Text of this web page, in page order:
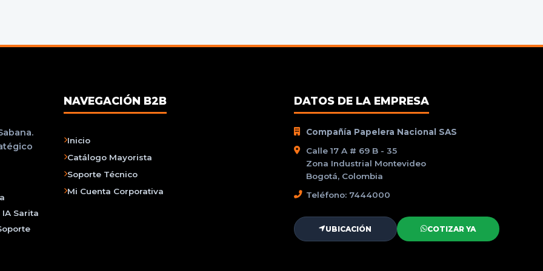
Sarita
NAVEGACIÓN B2B
Inicio
Catálogo Mayorista
Soporte Técnico
Mi Cuenta Corporativa
DATOS DE LA EMPRESA
Compañía Papelera Nacional SAS
Calle 17 A # 69 B - 35
Zona Industrial Montevideo
Bogotá, Colombia
Teléfono: 7444000
UBICACIÓN COTIZAR YA